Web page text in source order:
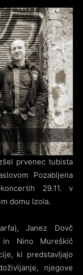
prvenec tubista
Pozabljena
29.11. v
domu Izola.
Janez Dovč
in Nino Mureškič
ki predstavljajo
njegove